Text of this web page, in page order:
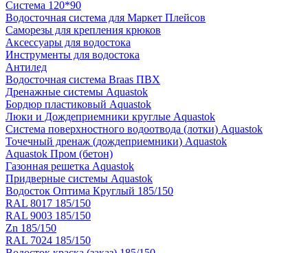
Система 120*90
Водосточная система для Маркет Плейсов
Саморезы для крепления крюков
Аксессуары для водостока
Инструменты для водостока
Антилед
Водосточная система Braas ПВХ
Дренажные системы Aquastok
Бордюр пластиковый Aquastok
Люки и Дождеприемники круглые Aquastok
Система поверхностного водоотвода (лотки) Aquastok
Точечный дренаж (дождеприемники) Aquastok
Aquastok Пром (бетон)
Газонная решетка Aquastok
Придверные системы Aquastok
Водосток Оптима Круглый 185/150
RAL 8017 185/150
RAL 9003 185/150
Zn 185/150
RAL 7024 185/150